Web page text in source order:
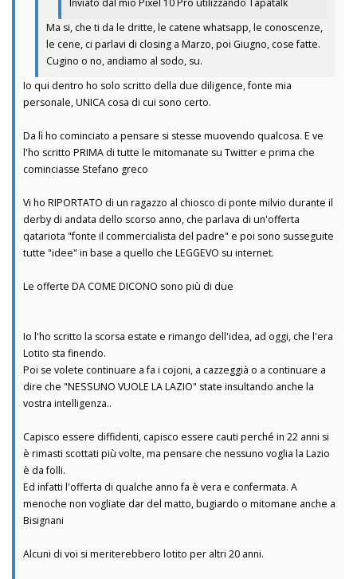
Ma si, che ti da le dritte, le catene whatsapp, le conoscenze,
le cene, ci parlavi di closing a Marzo, poi Giugno, cose fatte.
Cugino o no, andiamo al sodo, su.
Io qui dentro ho solo scritto della due diligence, fonte mia
personale, UNICA cosa di cui sono certo.
Da lì ho cominciato a pensare si stesse muovendo qualcosa. E ve
l'ho scritto PRIMA di tutte le mitomanate su Twitter e prima che
cominciasse Stefano greco
Vi ho RIPORTATO di un ragazzo al chiosco di ponte milvio durante il
derby di andata dello scorso anno, che parlava di un'offerta
qatariota "fonte il commercialista del padre" e poi sono susseguite
tutte "idee" in base a quello che LEGGEVO su internet.
Le offerte DA COME DICONO sono più di due
Io l'ho scritto la scorsa estate e rimango dell'idea, ad oggi, che l'era
Lotito sta finendo.
Poi se volete continuare a fa i cojoni, a cazzeggià o a continuare a
dire che "NESSUNO VUOLE LA LAZIO" state insultando anche la
vostra intelligenza..
Capisco essere diffidenti, capisco essere cauti perché in 22 anni si
è rimasti scottati più volte, ma pensare che nessuno voglia la Lazio
è da folli.
Ed infatti l'offerta di qualche anno fa è vera e confermata. A
menoche non vogliate dar del matto, bugiardo o mitomane anche a
Bisignani
Alcuni di voi si meriterebbero lotito per altri 20 anni.